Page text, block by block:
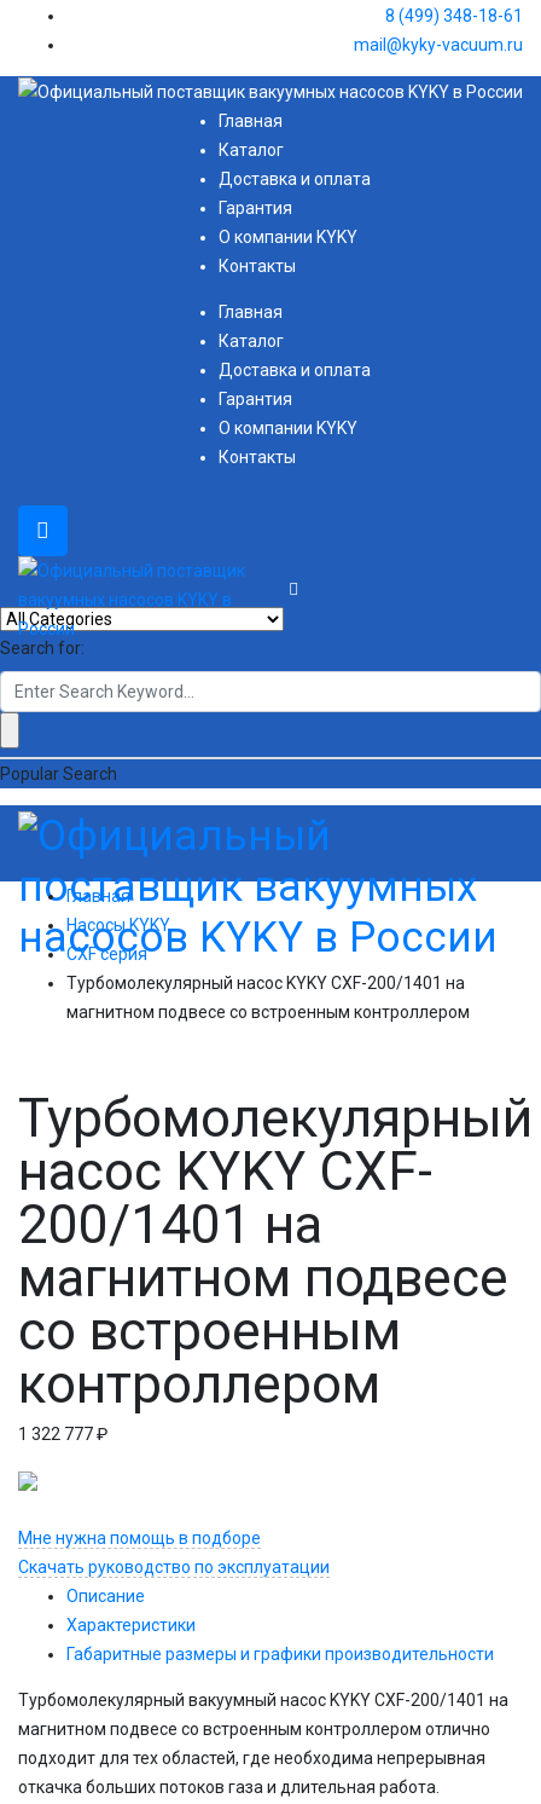
8 (499) 348-18-61
mail@kyky-vacuum.ru
Главная
Каталог
Доставка и оплата
Гарантия
О компании KYKY
Контакты
Главная
Каталог
Доставка и оплата
Гарантия
О компании KYKY
Контакты
Search for:
Popular Search
Главная
Насосы KYKY
CXF серия
Турбомолекулярный насос KYKY CXF-200/1401 на
магнитном подвесе со встроенным контроллером
Турбомолекулярный
насос KYKY CXF-
200/1401 на
магнитном подвесе
со встроенным
контроллером
1 322 777₽
Мне нужна помощь в подборе
Скачать руководство по эксплуатации
Описание
Характеристики
Габаритные размеры и графики производительности
Турбомолекулярный вакуумный насос KYKY CXF-200/1401 на
магнитном подвесе со встроенным контроллером отлично
подходит для тех областей, где необходима непрерывная
откачка больших потоков газа и длительная работа.